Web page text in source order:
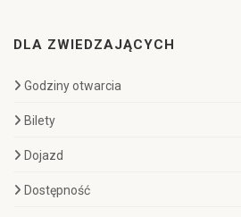
DLA ZWIEDZAJĄCYCH
Godziny otwarcia
Bilety
Dojazd
Dostępność